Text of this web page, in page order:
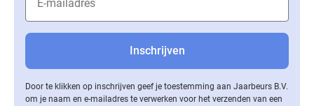
Door te klikken op inschrijven geef je toestemming aan Jaarbeurs B.V.
om je naam en e-mailadres te verwerken voor het verzenden van een